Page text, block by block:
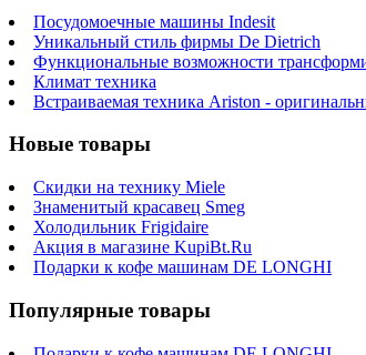
Посудомоечные машины Indesit
Уникальный стиль фирмы De Dietrich
Функциональные возможности
Климат техника
Встраиваемая техника Ariston -
Новые товары
Скидки на технику Miele
Знаменитый красавец Smeg
Холодильник Frigidaire
Акция в магазине KupiBt.Ru
Подарки к кофе машинам DE LONGHI
Популярные товары